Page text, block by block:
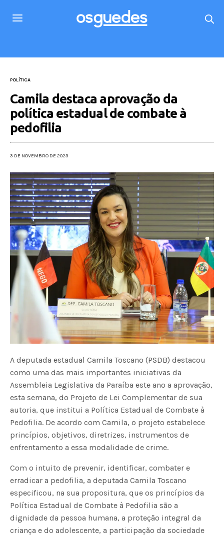
POLÍTICA
Camila destaca aprovação da
política estadual de combate à
pedofilia
3 DE NOVEMBRO DE 2023
A deputada estadual Camila Toscano (PSDB) destacou
como uma das mais importantes iniciativas da
Assembleia Legislativa da Paraíba este ano a aprovação,
esta semana, do Projeto de Lei Complementar de sua
autoria, que institui a Política Estadual de Combate à
Pedofilia. De acordo com Camila, o projeto estabelece
princípios, objetivos, diretrizes, instrumentos de
enfrentamento a essa modalidade de crime.
Com o intuito de prevenir, identificar, combater e
erradicar a pedofilia, a deputada Camila Toscano
especificou, na sua propositura, que os princípios da
Política Estadual de Combate à Pedofilia são a
dignidade da pessoa humana, a proteção integral da
criança e do adolescente, a participação da sociedade